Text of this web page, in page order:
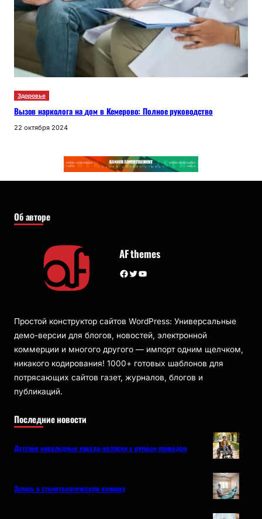
Здоровье
Вызов нарколога на дом в Кемерово: Полное руководство
22 октября 2024
Об авторе
AF themes
Facebook Twitter YouTube
Простой конструктор сайтов WordPress: Универсальные
демо-версии для блогов, новостей, электронной
коммерции и многого другого — импорт одним щелчком,
никакого кодирования! 1000+ готовых шаблонов для
потрясающих сайтов газет, журналов, блогов и
публикаций.
Последние новости
Детские инвалидные кресла-коляски с ручным приводом
Запись в стоматологическую клинику